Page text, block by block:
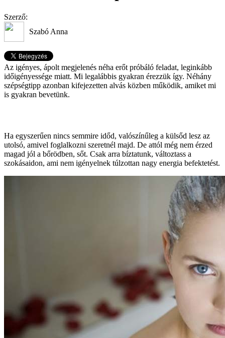
Szerző:
Szabó Anna
Az igényes, ápolt megjelenés néha erőt próbáló feladat, leginkább
időigényessége miatt. Mi legalábbis gyakran érezzük így. Néhány
szépségtipp azonban kifejezetten alvás közben működik, amiket mi
is gyakran bevetünk.
Ha egyszerűen nincs semmire időd, valószínűleg a külsőd lesz az
utolsó, amivel foglalkozni szeretnél majd. De attól még nem érzed
magad jól a bőrödben, sőt. Csak arra bíztatunk, változtass a
szokásaidon, ami nem igényelnek túlzottan nagy energia befektetést.